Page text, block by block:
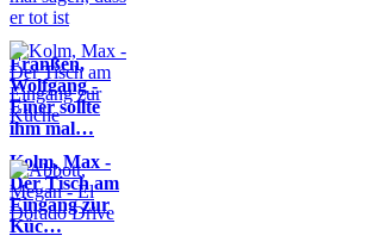
Franßen,
Wolfgang -
Einer sollte
ihm mal…
Kolm, Max -
Der Tisch am
Eingang zur
Küc…